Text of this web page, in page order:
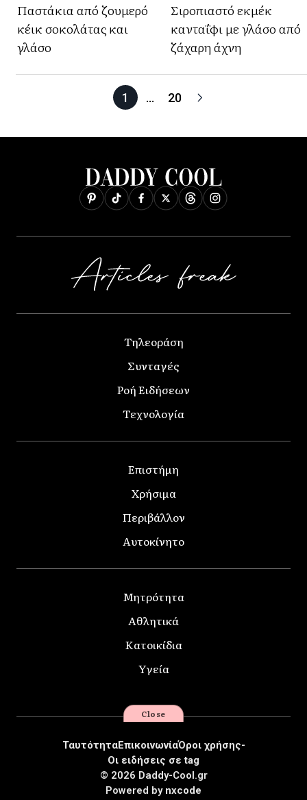
Παστάκια από ζουμερό
κέικ σοκολάτας και
γλάσο
Σιροπιαστό εκμέκ
κανταΐφι με γλάσο από
ζάχαρη άχνη
1 … 20
Τηλεοράση
Συνταγές
Ροή Ειδήσεων
Τεχνολογία
Επιστήμη
Χρήσιμα
Περιβάλλον
Αυτοκίνητο
Μητρότητα
Αθλητικά
Κατοικίδια
Υγεία
© 2026 Daddy-Cool.gr
ΤαυτότηταΕπικοινωνίαΌροι χρήσης-
Οι ειδήσεις σε tag
Powered by nxcode
Close